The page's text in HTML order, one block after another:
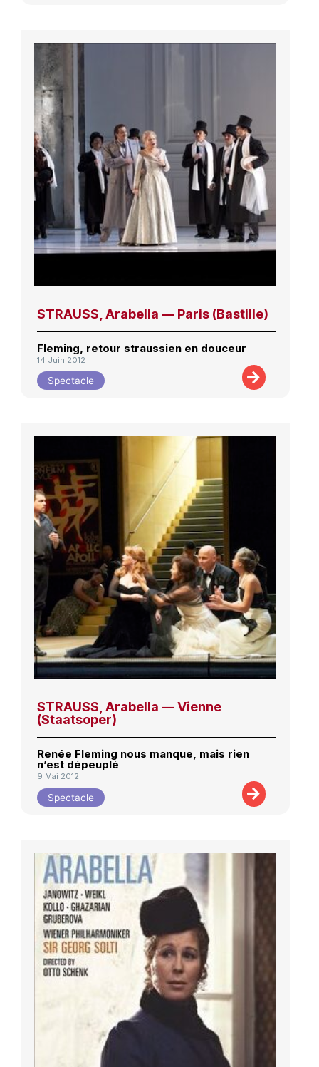
STRAUSS, Arabella — Paris (Bastille)
Fleming, retour straussien en douceur
14 Juin 2012
Spectacle
STRAUSS, Arabella — Vienne
(Staatsoper)
Renée Fleming nous manque, mais rien
n’est dépeuplé
9 Mai 2012
Spectacle